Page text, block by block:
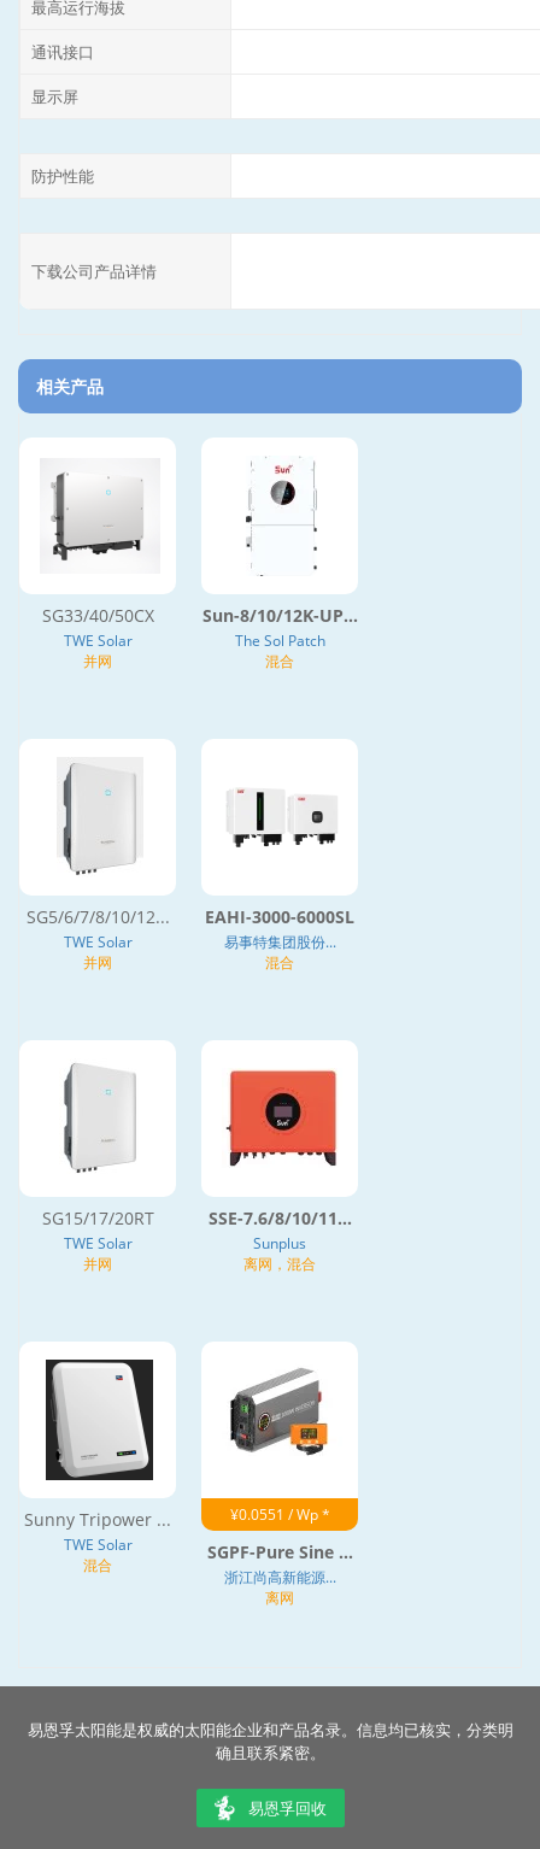
最高运行海拔
通讯接口
显示屏
防护性能
下载公司产品详情
相关产品
SG33/40/50CX
TWE Solar
并网
Sun-8/10/12K-UP...
The Sol Patch
混合
SG5/6/7/8/10/12...
TWE Solar
并网
EAHI-3000-6000SL
易事特集团股份...
混合
SG15/17/20RT
TWE Solar
并网
SSE-7.6/8/10/11...
Sunplus
离网，混合
Sunny Tripower ...
TWE Solar
混合
¥0.0551 / Wp *
SGPF-Pure Sine ...
浙江尚高新能源...
离网
易恩孚太阳能是权威的太阳能企业和产品名录。信息均已核实，分类明
确且联系紧密。
易恩孚回收